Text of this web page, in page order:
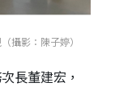
攝影：陳子婷）
長董建宏，